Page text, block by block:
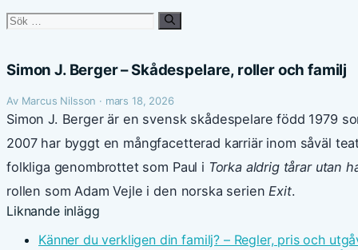
Sök
Simon J. Berger – Skådespelare, roller och familj
Av Marcus Nilsson · mars 18, 2026
Simon J. Berger är en svensk skådespelare född 1979
2007 har byggt en mångfacetterad karriär inom såväl
folkliga genombrottet som Paul i Torka aldrig tårar utan
rollen som Adam Vejle i den norska serien Exit.
Liknande inlägg
Känner du verkligen din familj? – Regler, pris och